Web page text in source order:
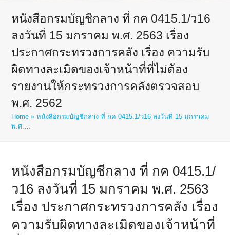
หนังสือกรมบัญชีกลาง ที่ กค 0415.1/ว16
ลงวันที่ 15 มกราคม พ.ศ. 2563 เรื่อง
ประกาศกระทรวงการคลัง เรื่อง ความรับ
ผิดทางละเมิดของเจ้าหน้าที่ที่ไม่ต้อง
รายงานให้กระทรวงการคลังตรวจสอบ
พ.ศ. 2562
Home »หนังสือกรมบัญชีกลาง ที่ กค 0415.1/ว16 ลงวันที่ 15 มกราคม
พ.ศ.…
หนังสือกรมบัญชีกลาง ที่ กค 0415.1/
ว16 ลงวันที่ 15 มกราคม พ.ศ. 2563
เรื่อง ประกาศกระทรวงการคลัง เรื่อง
ความรับผิดทางละเมิดของเจ้าหน้าที่